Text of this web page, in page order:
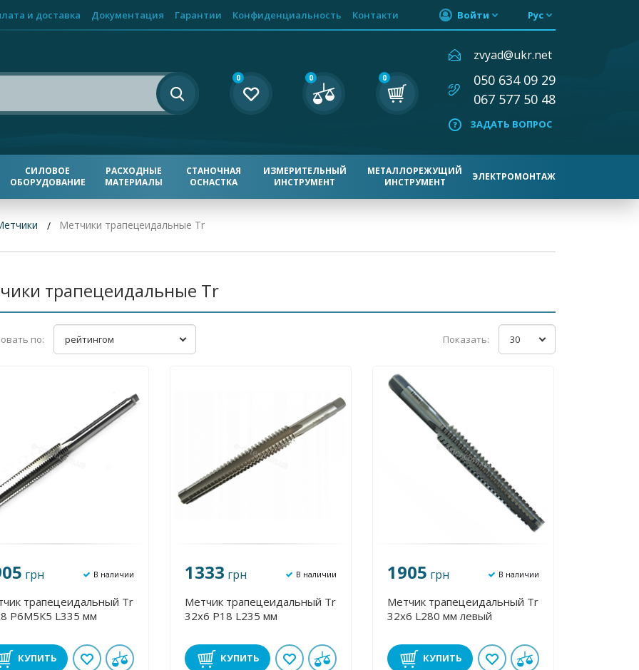
и доставка Документация Гарантии Конфиденциальность Контакти Войти Рус
0 0 0
zvyad@ukr.net
050 634 09 29
067 577 50 48
ЗАДАТЬ ВОПРОС
СИЛОВОЕ
ОБОРУДОВАНИЕ
РАСХОДНЫЕ
МАТЕРИАЛЫ
СТАНОЧНАЯ
ОСНАСТКА
ИЗМЕРИТЕЛЬНЫЙ
ИНСТРУМЕНТ
МЕТАЛЛОРЕЖУЩИЙ
ИНСТРУМЕНТ
ЭЛЕКТРОМОНТАЖ
Метчики трапецеидальные Tr
трапецеидальные Tr
по: рейтингом Показать: 30
грн В наличии
трапецеидальный Tr
Р6М5К5 L335 мм
КУПИТЬ
1333 грн В наличии
Метчик трапецеидальный Tr
32х6 Р18 L235 мм
КУПИТЬ
1905 грн В наличии
Метчик трапецеидальный Tr
32х6 L280 мм левый
КУПИТЬ